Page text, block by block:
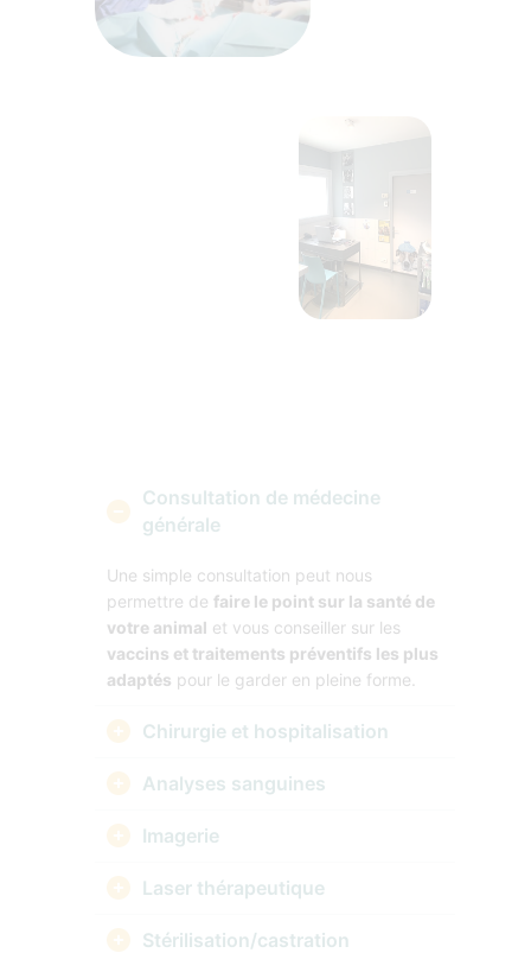
Consultation de médecine
générale
Une simple consultation peut nous
permettre de faire le point sur la santé de
votre animal et vous conseiller sur les
vaccins et traitements préventifs les plus
adaptés pour le garder en pleine forme.
Chirurgie et hospitalisation
Analyses sanguines
Imagerie
Laser thérapeutique
Stérilisation/castration